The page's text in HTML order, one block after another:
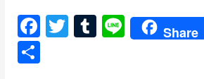
F
T
T
Li
n
Share